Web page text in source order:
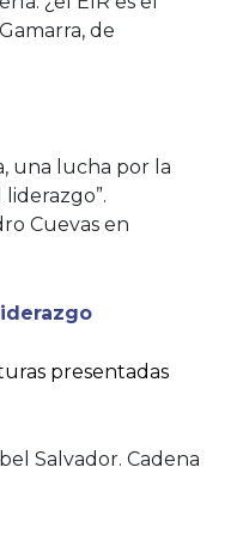
de
una lucha por la
Cuevas en
presentadas
Salvador. Cadena